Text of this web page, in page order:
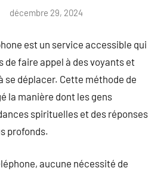
décembre 29, 2024
est un service accessible qui
de faire appel à des voyants et
se déplacer. Cette méthode de
la manière dont les gens
spirituelles et des réponses
profonds.
aucune nécessité de